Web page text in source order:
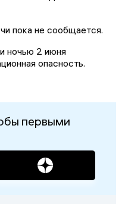
пока не сообщается.
ночью 2 июня
опасность.
первыми